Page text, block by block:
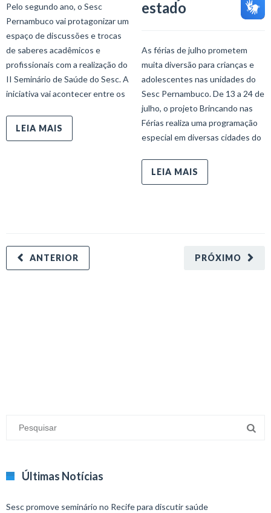
Pelo segundo ano, o Sesc
Pernambuco vai protagonizar um
espaço de discussões e trocas
de saberes acadêmicos e
profissionais com a realização do
II Seminário de Saúde do Sesc. A
iniciativa vai acontecer entre os
LEIA MAIS
estado
As férias de julho prometem
muita diversão para crianças e
adolescentes nas unidades do
Sesc Pernambuco. De 13 a 24 de
julho, o projeto Brincando nas
Férias realiza uma programação
especial em diversas cidades do
LEIA MAIS
PRÓXIMO
ANTERIOR
Últimas Notícias
Sesc promove seminário no Recife para discutir saúde